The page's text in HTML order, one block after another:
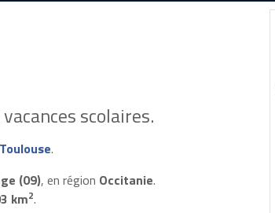
scolaires.
.
(09), en région Occitanie.
km2.